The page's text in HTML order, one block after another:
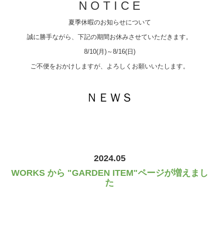
N O T I C E
夏季休暇のお知らせについて
誠に勝手ながら、下記の期間お休みさせていただきます。
8/10(月)～8/16(日)
ご不便をおかけしますが、よろしくお願いいたします。
ＮＥＷＳ
2024.05
WORKS から "GARDEN ITEM"ページが増えまし
た